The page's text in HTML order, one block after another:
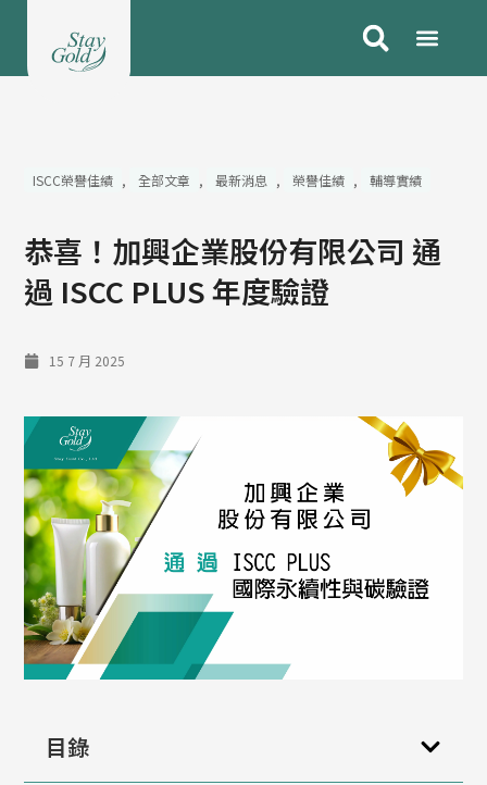
ISCC榮譽佳績 , 全部文章 , 最新消息 , 榮譽佳績 , 輔導實績
恭喜！加興企業股份有限公司 通
過 ISCC PLUS 年度驗證
15 7 月 2025
目錄